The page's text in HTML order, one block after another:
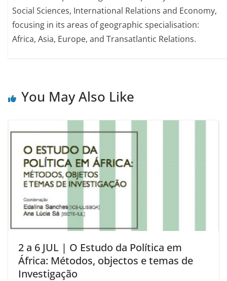
Social Sciences, International Relations and Economy,
focusing in its areas of geographic specialisation:
Africa, Asia, Europe, and Transatlantic Relations.
You May Also Like
2 a 6 JUL | O Estudo da Política em
África: Métodos, objectos e temas de
Investigação